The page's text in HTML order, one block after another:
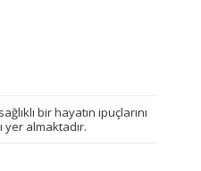
bir hayatın ipuçlarını
almaktadır.